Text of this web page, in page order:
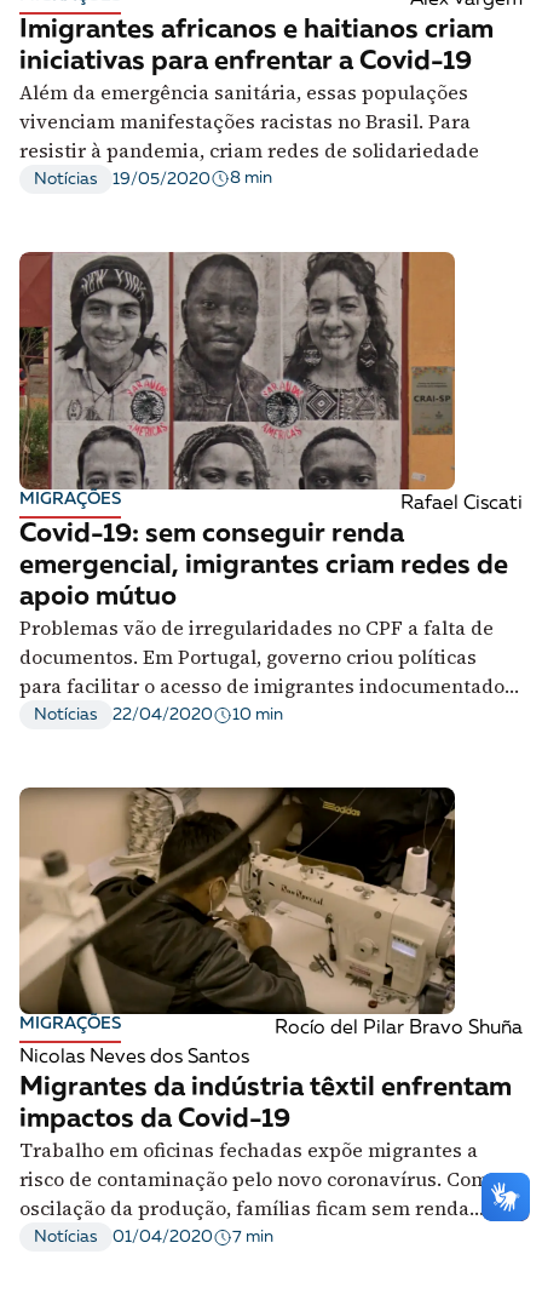
Imigrantes africanos e haitianos criam
iniciativas para enfrentar a Covid-19
Além da emergência sanitária, essas populações
vivenciam manifestações racistas no Brasil. Para
resistir à pandemia, criam redes de solidariedade
Notícias 19/05/2020 8 min
MIGRAÇÕES Rafael Ciscati
Covid-19: sem conseguir renda
emergencial, imigrantes criam redes de
apoio mútuo
Problemas vão de irregularidades no CPF a falta de
documentos. Em Portugal, governo criou políticas
para facilitar o acesso de imigrantes indocumentados
a benefícios sociais
Notícias 22/04/2020 10 min
MIGRAÇÕES
Rocío del Pilar Bravo Shuña
Nicolas Neves dos Santos
Migrantes da indústria têxtil enfrentam
impactos da Covid-19
Trabalho em oficinas fechadas expõe migrantes a
risco de contaminação pelo novo coronavírus. Com
oscilação da produção, famílias ficam sem renda
durante a pandemia
Notícias 01/04/2020 7 min